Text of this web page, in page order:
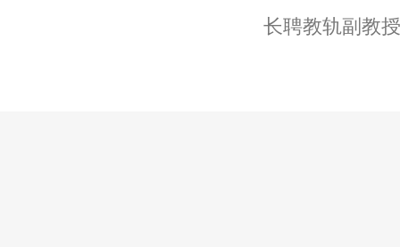
长聘教轨副教授